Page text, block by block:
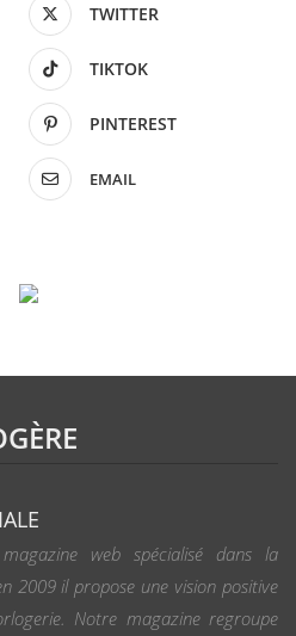
TWITTER
TIKTOK
PINTEREST
EMAIL
web spécialisé dans la
2009 il propose une vision positive
Notre magazine regroupe